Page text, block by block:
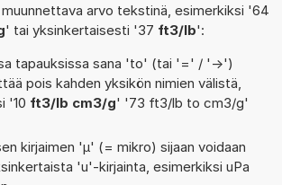
arvo tekstinä, esimerkiksi '64
' tai yksinkertaisesti '37 ft3/lb':
tapauksissa sana 'to' (tai '=' / '->')
pois kahden yksikön nimien välistä,
'10 ft3/lb cm3/g' '73 ft3/lb to cm3/g'
kirjaimen 'µ' (= mikro) sijaan voidaan
'u'-kirjainta, esimerkiksi uPa